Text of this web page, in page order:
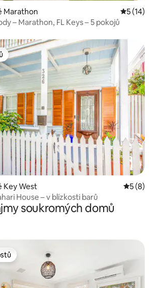
Marathon Průměrné
5 (14)
– Marathon, FL Keys – 5 pokojů
Key West
5 (8)
House – v blízkosti barů
soukromých domů
Oblíbené u hostů